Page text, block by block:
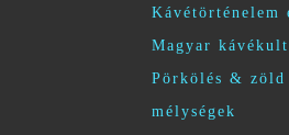
Kávétörténelem
Magyar
Pörkölés & zöld
mélységek